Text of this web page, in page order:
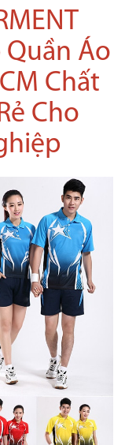
Quần Áo
Chất
Cho